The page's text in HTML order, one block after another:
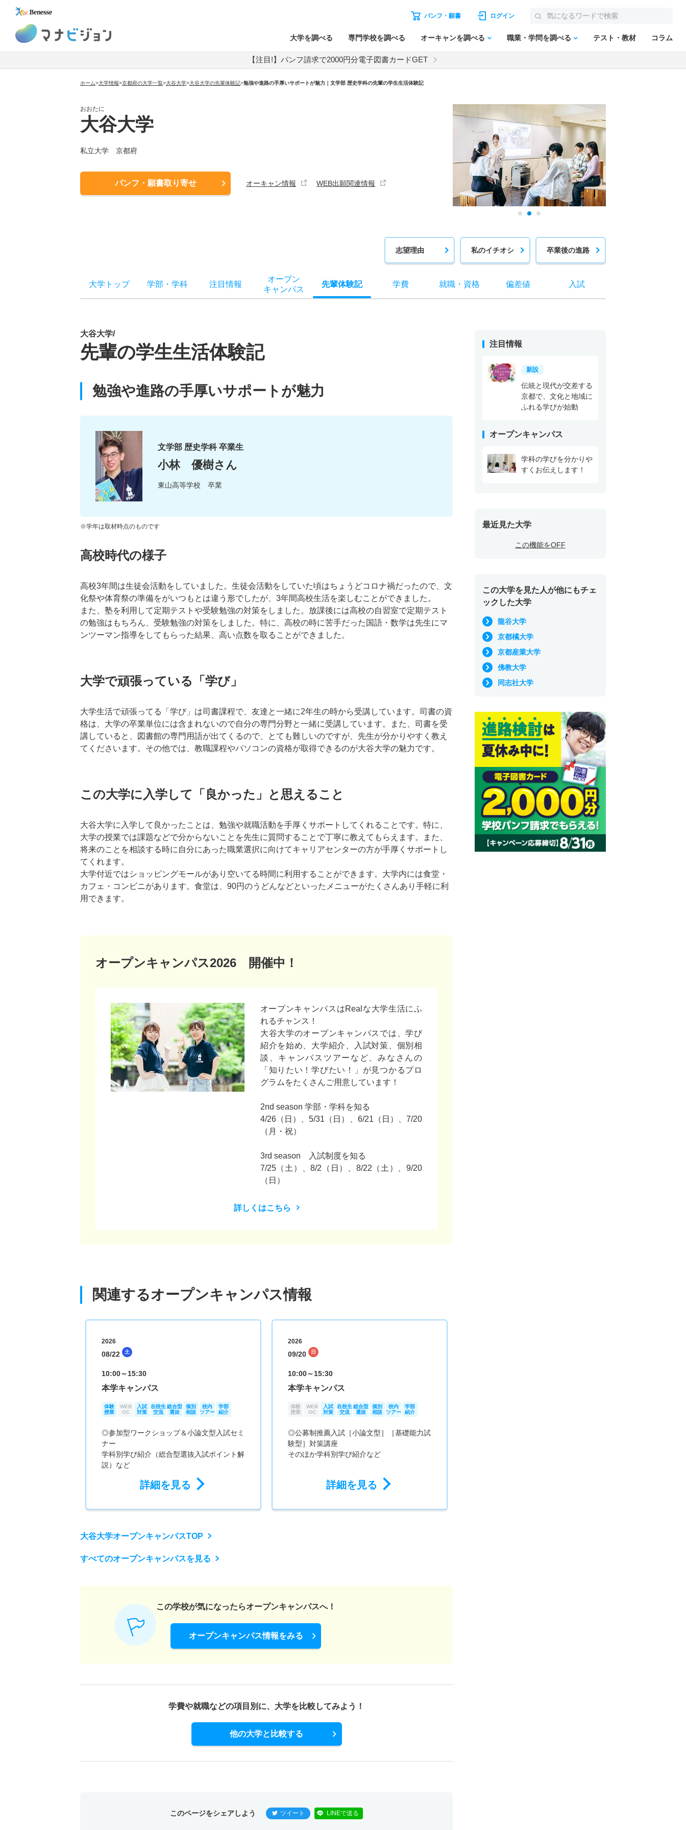
パンフ・願書 ログイン
大学を調べる 専門学校を調べる オーキャンを調べる 職業・学問を調べる テスト・教材 コラム
【注目!】パンフ請求で2000円分電子図書カードGET
ホーム>大学情報>京都府の大学一覧>大谷大学>大谷大学の先輩体験記>勉強や進路の手厚いサポートが魅力｜文学部 歴史学科の先輩の学生生活体験記
おおたに
大谷大学
私立大学 京都府
パンフ・願書取り寄せ オーキャン情報 WEB出願関連情報
志望理由 私のイチオシ 卒業後の進路
大学トップ 学部 ・ 学科 注目情報
オープン
キャンパス
先輩体験記 学費 就職・ 資格 偏差値 入試
大谷大学/
先輩の学生生活体験記
勉強や進路の手厚いサポートが魅力
文学部 歴史学科 卒業生
小林 優樹さん
東山高等学校 卒業
※学年は取材時点のものです
高校時代の様子
高校3年間は生徒会活動をしていました。生徒会活動をしていた頃はちょうどコロナ禍だったので、文
化祭や体育祭の準備をがいつもとは違う形でしたが、3年間高校生活を楽しむことができました。
また、塾を利用して定期テストや受験勉強の対策をしました。放課後には高校の自習室で定期テスト
の勉強はもちろん、受験勉強の対策をしました。特に、高校の時に苦手だった国語・数学は先生にマ
ンツーマン指導をしてもらった結果、高い点数を取ることができました。
大学で頑張っている「学び」
大学生活で頑張ってる「学び」は司書課程で、友達と一緒に2年生の時から受講しています。司書の資
格は、大学の卒業単位には含まれないので自分の専門分野と一緒に受講しています。また、司書を受
講していると、図書館の専門用語が出てくるので、とても難しいのですが、先生が分かりやすく教え
てくださいます。その他では、教職課程やパソコンの資格が取得できるのが大谷大学の魅力です。
この大学に入学して「良かった」と思えること
大谷大学に入学して良かったことは、勉強や就職活動を手厚くサポートしてくれることです。特に、
大学の授業では課題などで分からないことを先生に質問することで丁寧に教えてもらえます。また、
将来のことを相談する時に自分にあった職業選択に向けてキャリアセンターの方が手厚くサポートし
てくれます。
大学付近ではショッピングモールがあり空いてる時間に利用することができます。大学内には食堂・
カフェ・コンビニがあります。食堂は、90円のうどんなどといったメニューがたくさんあり手軽に利
用できます。
オープンキャンパス2026 開催中！
オープンキャンパスはRealな大学生活にふ
れるチャンス！
大谷大学のオープンキャンパスでは、学び
紹介を始め、大学紹介、入試対策、個別相
談、キャンパスツアーなど、みなさんの
「知りたい！学びたい！」が見つかるプロ
グラムをたくさんご用意しています！
2nd season 学部・学科を知る
4/26（日）、5/31（日）、6/21（日）、7/20
（月・祝）
3rd season 入試制度を知る
7/25（土）、8/2（日）、8/22（土）、9/20
（日）
詳しくはこちら
関連するオープンキャンパス情報
2026
08/22 土
10:00～15:30
本学キャンパス
体験
授業
WEB
OC
入試
対策
在校生
交流
総合型
選抜
個別
相談
校内
ツアー
学部
紹介
◎参加型ワークショップ＆小論文型入試セミ
ナー
学科別学び紹介（総合型選抜入試ポイント解
説）など
詳細を見る
2026
09/20 日
10:00～15:30
本学キャンパス
体験
授業
WEB
OC
入試
対策
在校生
交流
総合型
選抜
個別
相談
校内
ツアー
学部
紹介
◎公募制推薦入試［小論文型］［基礎能力試
験型］対策講座
そのほか学科別学び紹介など
詳細を見る
大谷大学オープンキャンパスTOP
すべてのオープンキャンパスを見る
この学校が気になったらオープンキャンパスへ！
オープンキャンパス情報をみる
学費や就職などの項目別に、 大学を比較してみよう！
他の大学と比較する
このページをシェアしよう ツイート LINEで送る
注目情報
新設
伝統と現代が交差する
京都で、文化と地域に
ふれる学びが始動
オープンキャンパス
学科の学びを分かりや
すくお伝えします！
最近見た大学
この機能をOFF
この大学を見た人が他にもチェ
ックした大学
龍谷大学
京都橘大学
京都産業大学
佛教大学
同志社大学